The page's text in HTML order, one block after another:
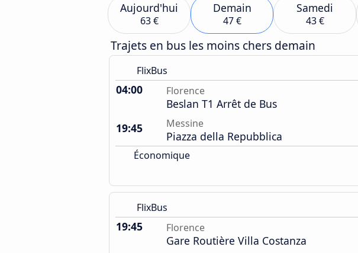
Aujourd'hui
63 €
Demain
47 €
Samedi
43 €
Trajets en bus les moins chers demain
FlixBus
04:00 Florence
Beslan T1 Arrêt de Bus
19:45
Messine
Piazza della Repubblica
Économique
FlixBus
19:45 Florence
Gare Routière Villa Costanza